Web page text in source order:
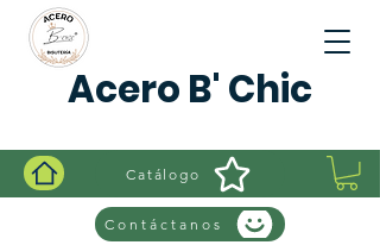
Acero B' Chic
Catálogo
Contáctanos